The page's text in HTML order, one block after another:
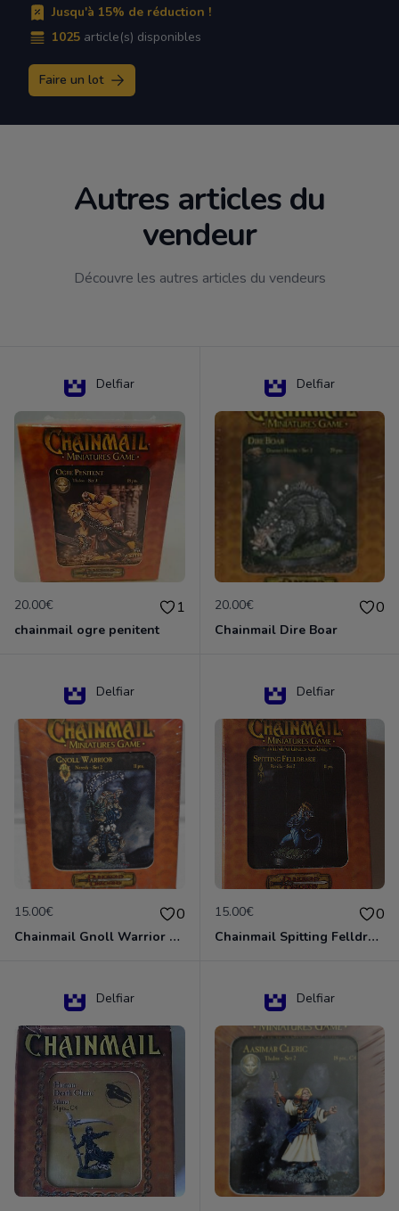
Jusqu'à 15% de réduction !
1025 article(s) disponibles
Faire un lot
Autres articles du
vendeur
Découvre les autres articles du vendeurs
Delfiar
20.00€ 1
chainmail ogre penitent
Delfiar
20.00€ 0
Chainmail Dire Boar
Delfiar
15.00€ 0
Chainmail Gnoll Warrior Dungeons & Dragons
Delfiar
15.00€ 0
Chainmail Spitting Felldrake
Delfiar Delfiar